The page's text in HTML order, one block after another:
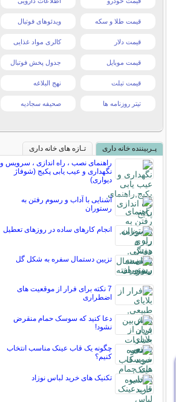
قیمت طلا و سکه ویدئوهای فوتبال
قیمت دلار کالری مواد غذایی
قیمت موبایل جدول پخش فوتبال
قیمت تبلت نهج البلاغه
تیتر روزنامه ها صحیفه سجادیه
پـربیننده خانه داری
تـازه های خانه داری
راهنمای نصب ، راه اندازی ، سرویس و
نگهداری و عیب یابی پکیج (شوفاژ
دیواری)
آشنایی با آداب و رسوم رفتن به
رستوران
انجام کارهای ساده در روزهای تعطیل
تزیین دستمال سفره به شكل گل
7 نکته برای فرار از موقعیت های
اضطراری
دعا کنید که سوسک حمام منقرض
نشود!
چگونه یک قاب عینک مناسب انتخاب
کنیم؟
تکنیک های خرید لباس نوزاد